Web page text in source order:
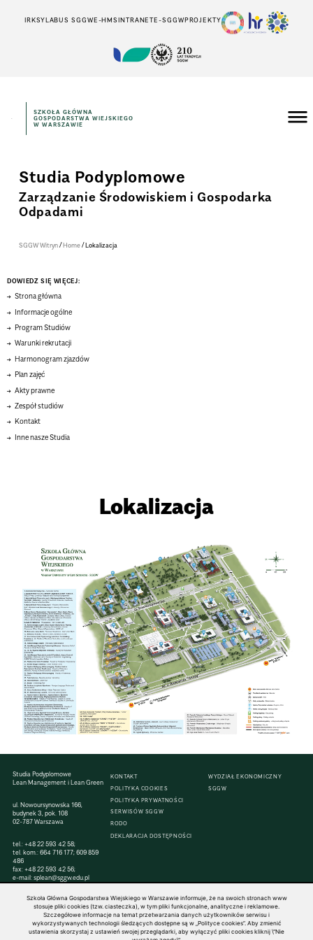
IRKSYLABUS SGGWE-HMSINTRANETE-SGGWPROJEKTY
SZKOŁA GŁÓWNA
GOSPODARSTWA WIEJSKIEGO
W WARSZAWIE
Studia Podyplomowe
Zarządzanie Środowiskiem i Gospodarka
Odpadami
SGGW Witryn/Home/Lokalizacja
DOWIEDZ SIĘ WIĘCEJ:
Strona główna
Informacje ogólne
Program Studiów
Warunki rekrutacji
Harmonogram zjazdów
Plan zajęć
Akty prawne
Zespół studiów
Kontakt
Inne nasze Studia
Lokalizacja
Studia Podyplomowe
Lean Management i Lean Green
ul. Nowoursynowska 166,
budynek 3, pok. 108
02-787 Warszawa
tel.:+48 22 593 42 58;
tel. kom.:664 716 177;609 859
486
fax:+48 22 593 42 56;
e-mail:splean@sggw.edu.pl
KONTAKT
POLITYKA COOKIES
POLITYKA PRYWATNOŚCI
SERWISÓW SGGW
RODO
DEKLARACJA DOSTĘPNOŚCI
WYDZIAŁ EKONOMICZNY
SGGW
© 1816–2026 SGGW — ALL RIGHTS RESERVED
Szkoła Główna Gospodarstwa Wiejskiego w Warszawie informuje, że na swoich stronach www
stosuje pliki cookies (tzw. ciasteczka), w tym pliki funkcjonalne, analityczne i reklamowe.
Szczegółowe informacje na temat przetwarzania danych użytkowników serwisu i
wykorzystywanych technologii śledzących dostępne są w „Polityce cookies”. Aby zmienić
ustawienia skorzystaj z ustawień swojej przeglądarki, aby wyłączyć pliki cookies kliknij \"Nie